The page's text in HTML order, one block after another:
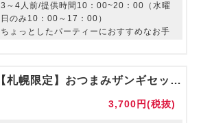
3～4人前/提供時間10：00~20：00（水曜
日のみ10：00～17：00）
ちょっとしたパーティーにおすすめなお手
【札幌限定】おつまみザンギセット【ご利用期間：～8/31】
3,700円(税抜)